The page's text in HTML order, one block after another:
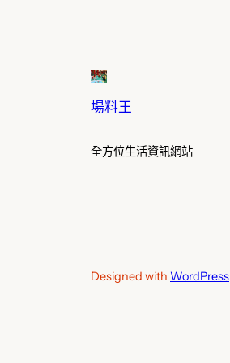
場料王
全方位生活資訊網站
Designed with WordPress